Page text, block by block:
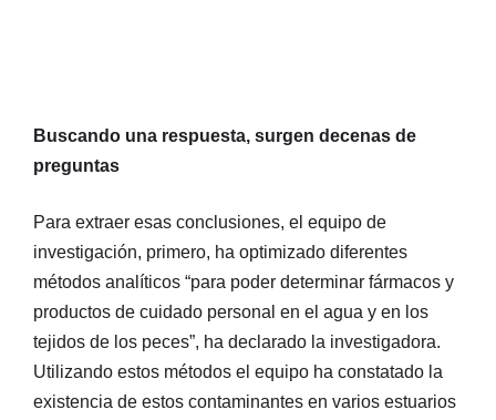
Buscando una respuesta, surgen decenas de
preguntas
Para extraer esas conclusiones, el equipo de
investigación, primero, ha optimizado diferentes
métodos analíticos “para poder determinar fármacos y
productos de cuidado personal en el agua y en los
tejidos de los peces”, ha declarado la investigadora.
Utilizando estos métodos el equipo ha constatado la
existencia de estos contaminantes en varios estuarios